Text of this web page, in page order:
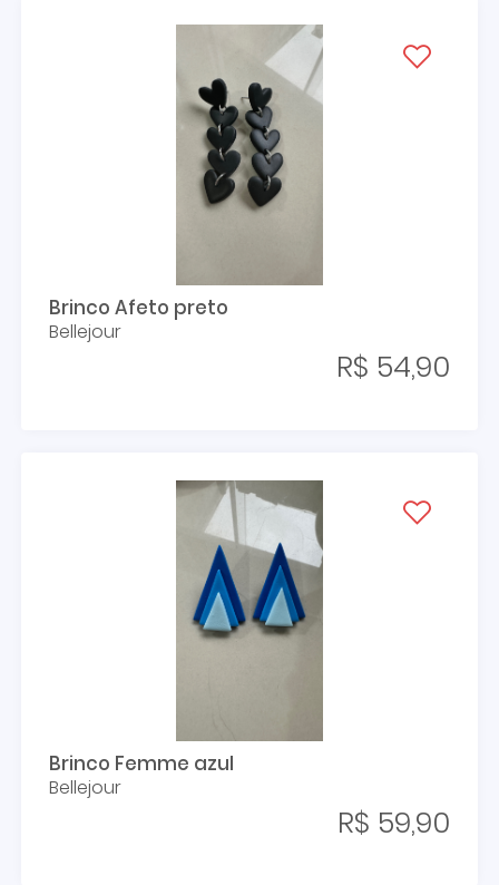
Brinco Afeto preto
Bellejour
R$ 54,90
Brinco Femme azul
Bellejour
R$ 59,90